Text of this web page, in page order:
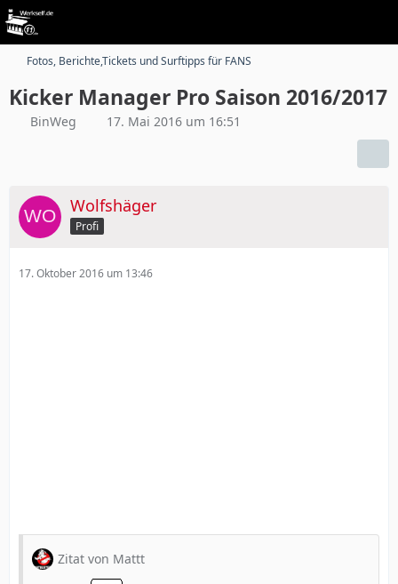
Fotos, Berichte,Tickets und Surftipps für FANS
Kicker Manager Pro Saison 2016/2017
BinWeg 17. Mai 2016 um 16:51
Wolfshäger
Profi
17. Oktober 2016 um 13:46
Zitat von Mattt